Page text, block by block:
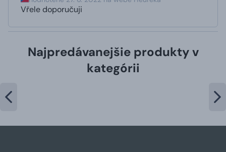
Vřele doporučuji
Najpredávanejšie produkty v
kategórii